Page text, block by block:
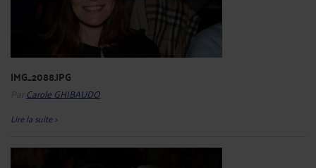
IMG_2088.JPG
Par Carole GHIBAUDO
Lire la suite >